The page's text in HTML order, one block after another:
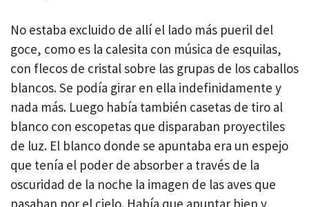
No estaba excluido de allí el lado más pueril del
goce, como es la calesita con música de esquilas,
con flecos de cristal sobre las grupas de los caballos
blancos. Se podía girar en ella indefinidamente y
nada más. Luego había también casetas de tiro al
blanco con escopetas que disparaban proyectiles
de luz. El blanco donde se apuntaba era un espejo
que tenía el poder de absorber a través de la
oscuridad de la noche la imagen de las aves que